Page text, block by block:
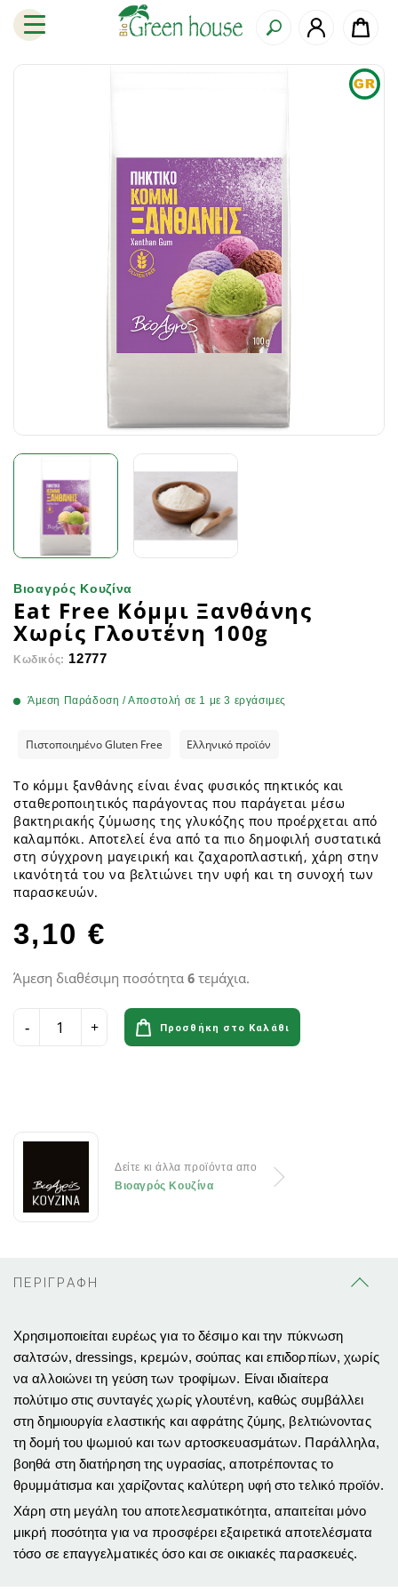
Βιοαγρός Κουζίνα
Eat Free Κόμμι Ξανθάνης
Χωρίς Γλουτένη 100g
Κωδικός: 12777
Άμεση Παράδοση / Αποστολή σε 1 με 3 εργάσιμες
Πιστοποιημένο Gluten Free Ελληνικό προϊόν
Το κόμμι ξανθάνης είναι ένας φυσικός πηκτικός και
σταθεροποιητικός παράγοντας που παράγεται μέσω
βακτηριακής ζύμωσης της γλυκόζης που προέρχεται από
καλαμπόκι. Αποτελεί ένα από τα πιο δημοφιλή συστατικά
στη σύγχρονη μαγειρική και ζαχαροπλαστική, χάρη στην
ικανότητά του να βελτιώνει την υφή και τη συνοχή των
παρασκευών.
3,10 €
Άμεση διαθέσιμη ποσότητα 6 τεμάχια.
Προσθήκη στο Καλάθι
Δείτε κι άλλα προϊόντα απο
Βιοαγρός Κουζίνα
ΠΕΡΙΓΡΑΦΗ
Χρησιμοποιείται ευρέως για το δέσιμο και την πύκνωση
σαλτσών, dressings, κρεμών, σούπας και επιδορπίων, χωρίς
να αλλοιώνει τη γεύση των τροφίμων. Είναι ιδιαίτερα
πολύτιμο στις συνταγές χωρίς γλουτένη, καθώς συμβάλλει
στη δημιουργία ελαστικής και αφράτης ζύμης, βελτιώνοντας
τη δομή του ψωμιού και των αρτοσκευασμάτων. Παράλληλα,
βοηθά στη διατήρηση της υγρασίας, αποτρέποντας το
θρυμμάτισμα και χαρίζοντας καλύτερη υφή στο τελικό προϊόν.
Χάρη στη μεγάλη του αποτελεσματικότητα, απαιτείται μόνο
μικρή ποσότητα για να προσφέρει εξαιρετικά αποτελέσματα
τόσο σε επαγγελματικές όσο και σε οικιακές παρασκευές.